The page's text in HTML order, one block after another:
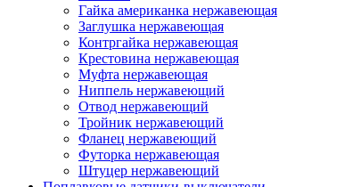
Гайка американка нержавеющая
Заглушка нержавеющая
Контргайка нержавеющая
Крестовина нержавеющая
Муфта нержавеющая
Ниппель нержавеющий
Отвод нержавеющий
Тройник нержавеющий
Фланец нержавеющий
Футорка нержавеющая
Штуцер нержавеющий